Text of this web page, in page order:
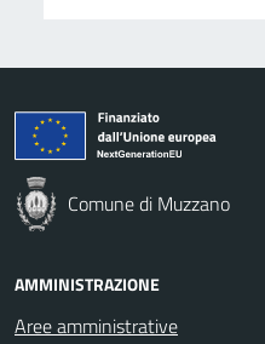
Comune di Muzzano
AMMINISTRAZIONE
Aree amministrative